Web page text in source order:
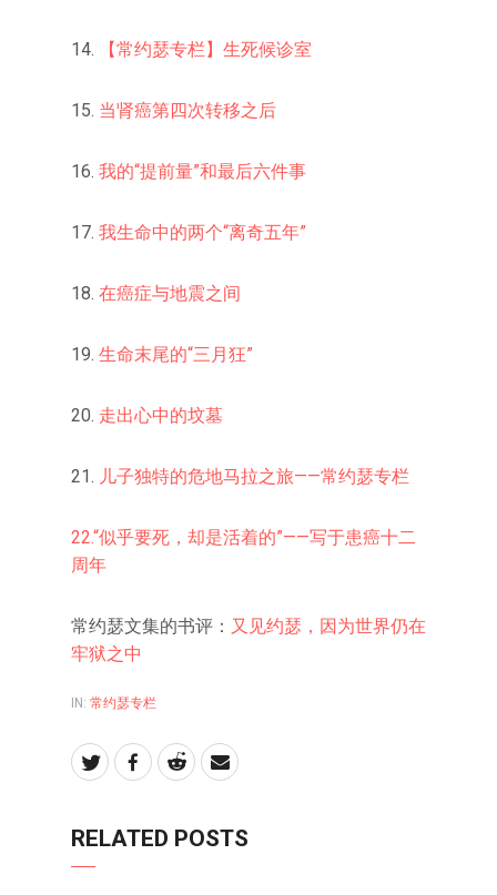
14. 【常约瑟专栏】生死候诊室
15. 当肾癌第四次转移之后
16. 我的“提前量”和最后六件事
17. 我生命中的两个“离奇五年”
18. 在癌症与地震之间
19. 生命末尾的“三月狂”
20. 走出心中的坟墓
21. 儿子独特的危地马拉之旅——常约瑟专栏
22.“似乎要死，却是活着的”——写于患癌十二
周年
常约瑟文集的书评： 又见约瑟，因为世界仍在
牢狱之中
IN: 常约瑟专栏
RELATED POSTS